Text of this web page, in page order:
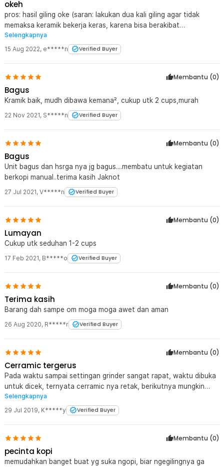
okeh
pros: hasil giling oke (saran: lakukan dua kali giling agar tidak
memaksa keramik bekerja keras, karena bisa berakibat
retak/pecah). Bahan stainless steel tahan karat. cons: jika diputar
terlalu rapat (setingan halus) keramik akan beradu (ditandai
dengan susahnya handle diputar). Bagian penampung hasil
sedang menggiling dan bagian tsb digenggam, maka bagian
atas/bagian penggiling akan ikut berputar. Jadi kedua bagian tsb
harus digenggam bersamaan.
Selengkapnya
15 Aug 2022, e*****n Verified Buyer
Membantu (0)
Bagus
Kramik baik, mudh dibawa kemana², cukup utk 2 cups,murah
22 Nov 2021, S*****n Verified Buyer
Membantu (0)
Bagus
Unit bagus dan hsrga nya jg bagus....membatu untuk kegiatan
berkopi manual..terima kasih Jaknot
27 Jul 2021, V*****n Verified Buyer
Membantu (0)
Lumayan
Cukup utk seduhan 1-2 cups
17 Feb 2021, B*****o Verified Buyer
Membantu (0)
Terima kasih
Barang dah sampe om moga moga awet dan aman
26 Aug 2020, R*****r Verified Buyer
Membantu (0)
Cerramic tergerus
Pada waktu sampai settingan grinder sangat rapat, waktu dibuka
untuk dicek, ternyata cerramic nya retak, berikutnya mungkin
quality control bisa lebih berhati2 dalam mensetting kerapatan
cerramic nya. Untuk alatnya masih dapat dipakai dan hasil gilingan
masih sangat baik untuk harga 50 rb an aja. Thanks jaknot, sukses
Selengkapnya
29 Jul 2019, K*****y Verified Buyer
Membantu (0)
pecinta kopi
memudahkan banget buat yg suka ngopi, biar ngegilingnya ga